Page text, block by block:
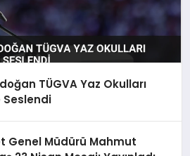
TÜGVA Yaz Okulları
Seslendi
Genel Müdürü Mahmut